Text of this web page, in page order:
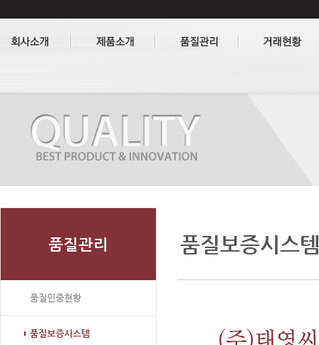
품질관리
품질인증현황
품질보증시스템
품질보증시스템